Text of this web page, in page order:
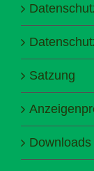
Satzung
Downloads